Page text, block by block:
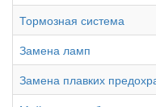
Тормозная система
Замена ламп
Замена плавких